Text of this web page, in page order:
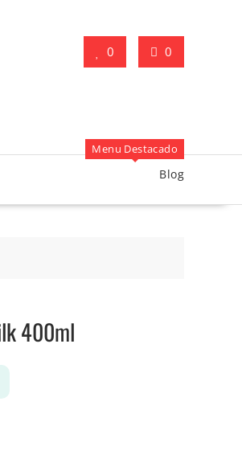
0 0
Menu Destacado
Blog
400ml